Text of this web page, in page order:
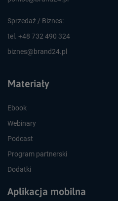
Sprzedaż / Biznes:
tel. +48 732 490 324
biznes@brand24.pl
Materiały
Ebook
Webinary
Podcast
Program partnerski
Dodatki
Aplikacja mobilna